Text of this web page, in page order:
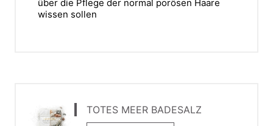
über die Pflege der normal porösen Haare
wissen sollen
TOTES MEER BADESALZ